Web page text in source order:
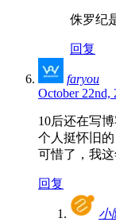
侏罗纪
回复
faryou
October 22nd,
10后还在写博
个人挺怀旧
可惜了，我
回复
小